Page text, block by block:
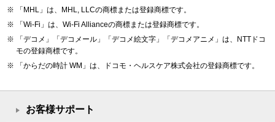
「MHL」は、MHL, LLCの商標または登録商標です。
「Wi-Fi」は、Wi-Fi Allianceの商標または登録商標です。
「デコメ」「デコメール」「デコメ絵文字」「デコメアニメ」は、NTTドコ
モの登録商標です。
「からだの時計 WM」は、ドコモ・ヘルスケア株式会社の登録商標です。
お客様サポート